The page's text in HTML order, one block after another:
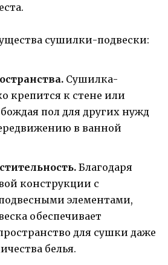
сушилки-подвески:
Сушилка-
крепится к стене или
пол для других нужд
в ванной
Благодаря
конструкции с
элементами,
обеспечивает
для сушки даже
белья.